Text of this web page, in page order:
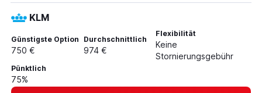
Flüge nach London
Flüge nach Dubai
Flüge nach Lissabon
Flüge nach Athen
Flüge nach Hamburg
Flüge nach Stuttgart
KLM
Günstigste Option
750 €
Durchschnittlich
974 €
Flexibilität
Keine
Stornierungsgebühr
Pünktlich
75%